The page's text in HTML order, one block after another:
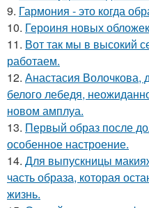
9. Гармония - это когда
10. Героиня новых
11. Вот так мы в высокий
работаем.
12. Анастасия Волочкова,
белого лебедя,
новом амплуа.
13. Первый образ после
особенное настроение.
14. Для выпускницы
часть образа, которая
жизнь.